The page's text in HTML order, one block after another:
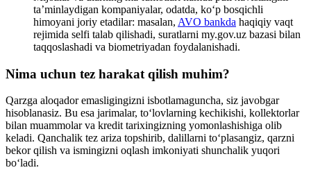
ta’minlaydigan kompaniyalar, odatda, ko‘p bosqichli
himoyani joriy etadilar: masalan, AVO bankda haqiqiy vaqt
rejimida selfi talab qilishadi, suratlarni my.gov.uz bazasi bilan
taqqoslashadi va biometriyadan foydalanishadi.
Nima uchun tez harakat qilish muhim?
Qarzga aloqador emasligingizni isbotlamaguncha, siz javobgar
hisoblanasiz. Bu esa jarimalar, to‘lovlarning kechikishi, kollektorlar
bilan muammolar va kredit tarixingizning yomonlashishiga olib
keladi. Qanchalik tez ariza topshirib, dalillarni to‘plasangiz, qarzni
bekor qilish va ismingizni oqlash imkoniyati shunchalik yuqori
bo‘ladi.